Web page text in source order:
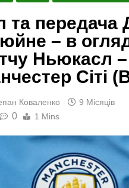
та передача
– в
Ньюкасл –
Сіті
Коваленко
9 Місяців
0 1 Mins